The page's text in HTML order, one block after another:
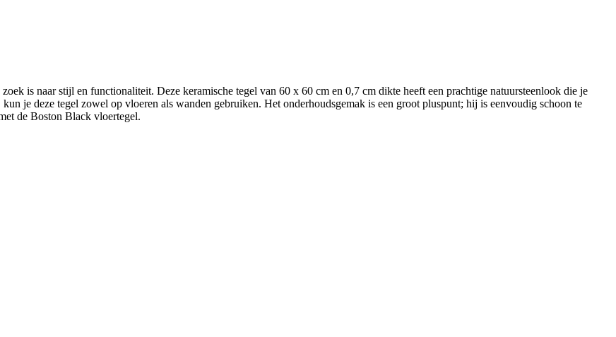
is naar stijl en functionaliteit. Deze keramische tegel van 60 x 60 cm en 0,7 cm dikte heeft een prachtige natuursteenlook die je
je deze tegel zowel op vloeren als wanden gebruiken. Het onderhoudsgemak is een groot pluspunt; hij is eenvoudig schoon te
de Boston Black vloertegel.